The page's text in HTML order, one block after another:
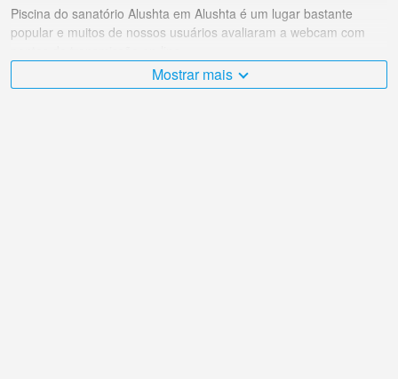
Piscina do sanatório Alushta em Alushta é um lugar bastante
popular e muitos de nossos usuários avaliaram a webcam com
O Ucrânia é muito diversificado e há um grande número de
Mostrar mais